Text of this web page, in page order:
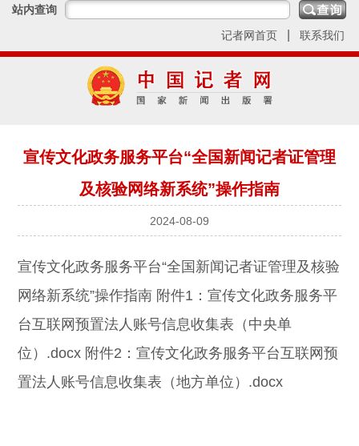
站内查询
记者网首页
联系我们
宣传文化政务服务平台“全国新闻记者证管理
及核验网络新系统”操作指南
2024-08-09
宣传文化政务服务平台“全国新闻记者证管理及核验
网络新系统”操作指南 附件1：宣传文化政务服务平
台互联网预置法人账号信息收集表（中央单
位）.docx 附件2：宣传文化政务服务平台互联网预
置法人账号信息收集表（地方单位）.docx